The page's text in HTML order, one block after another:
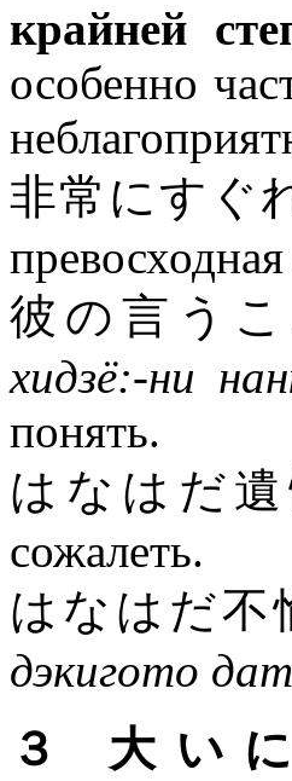
крайней
особенно
非常にすぐ
превосходная
彼の言う
хидзё:-ни
понять.
はなはだ
сожалеть.
はなはだ
дэкигото
３ 大いに